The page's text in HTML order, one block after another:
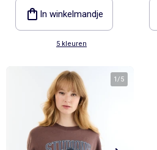
In winkelmandje
5 kleuren
1/5